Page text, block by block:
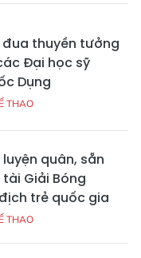
đua thuyền tưởng
Đại học sỹ
Dụng
THAO
luyện quân, sẵn
Giải Bóng
trẻ quốc gia
THAO